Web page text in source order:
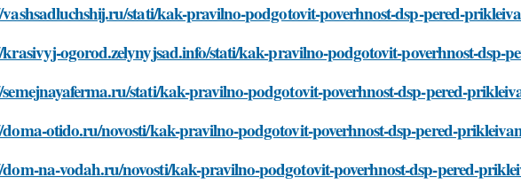
stati/kak-pravilno-podgotovit-poverhnost-dsp-pered-
ogorod.zelynyjsad.info/stati/kak-pravilno-podgotovit-poverhnost-dsp-
stati/kak-pravilno-podgotovit-poverhnost-dsp-pered-
otido.ru/novosti/kak-pravilno-podgotovit-poverhnost-dsp-pered-
na-vodah.ru/novosti/kak-pravilno-podgotovit-poverhnost-dsp-pered-